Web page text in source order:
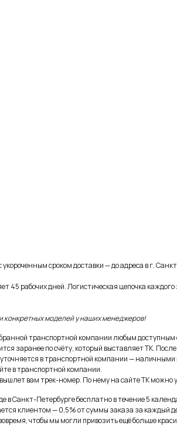
сроком доставки — до адреса в г.
45 рабочих дней. Логистическая цепочка
конкретных моделей у наших менеджеров!
транспортной компании любым доступным
заранее по счёту, который выставляет ТК.
в транспортной компании — наличными
в транспортной компании.
вам трек-номер. По нему на сайте ТК можно
в Санкт-Петербурге бесплатно в течение 5
клиентом — 0,5% от суммы заказа за каждый
чтобы мы могли привозить ещё больше